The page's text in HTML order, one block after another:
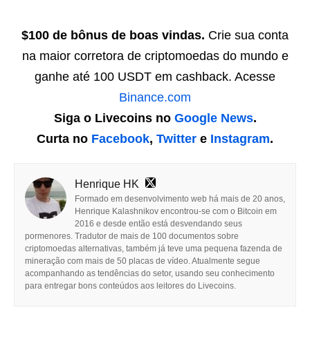
$100 de bônus de boas vindas. Crie sua conta
na maior corretora de criptomoedas do mundo e
ganhe até 100 USDT em cashback. Acesse
Binance.com
Siga o Livecoins no Google News.
Curta no Facebook, Twitter e Instagram.
Henrique HK
Formado em desenvolvimento web há mais de 20 anos,
Henrique Kalashnikov encontrou-se com o Bitcoin em
2016 e desde então está desvendando seus
pormenores. Tradutor de mais de 100 documentos sobre
criptomoedas alternativas, também já teve uma pequena fazenda de
mineração com mais de 50 placas de vídeo. Atualmente segue
acompanhando as tendências do setor, usando seu conhecimento
para entregar bons conteúdos aos leitores do Livecoins.